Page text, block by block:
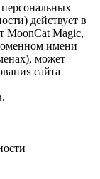
действует в
MoonCat Magic,
имени
может
сайта